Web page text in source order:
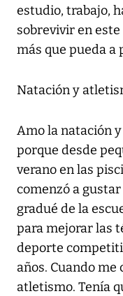
estudio, trabajo,
sobrevivir en
más que pueda a
Natación y
Amo la natación
porque desde
verano en las
comenzó a
gradué de la
para mejorar las
deporte
años. Cuando
atletismo. Tenía